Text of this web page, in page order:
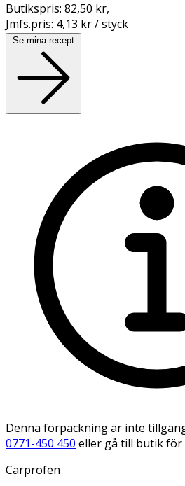
Butikspris: 82,50 kr,
Jmfs.pris: 4,13 kr / styck
Se mina recept
Denna förpackning är inte
0771-450 450 eller gå till butik för
Carprofen